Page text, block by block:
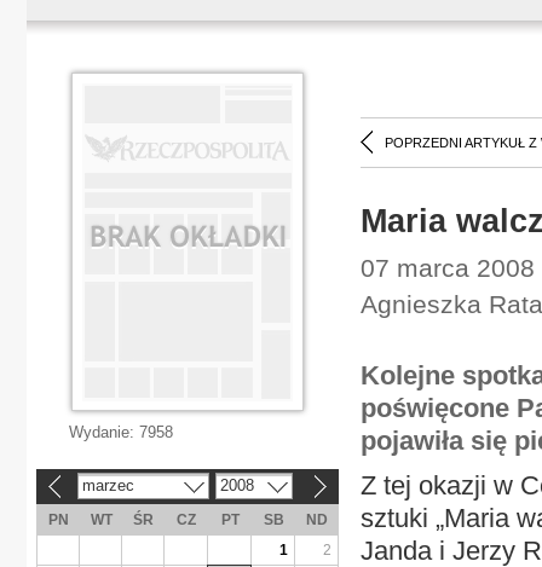
POPRZEDNI ARTYKUŁ Z
Maria
07 marca
Agnieszka
Kolejne
poświęcone
pojawiła się
Z tej okazji w
sztuki „Maria
Janda i Jerzy
Wydanie: 7958
marzec 2008
PN WT ŚR CZ PT SB
ND
1
2